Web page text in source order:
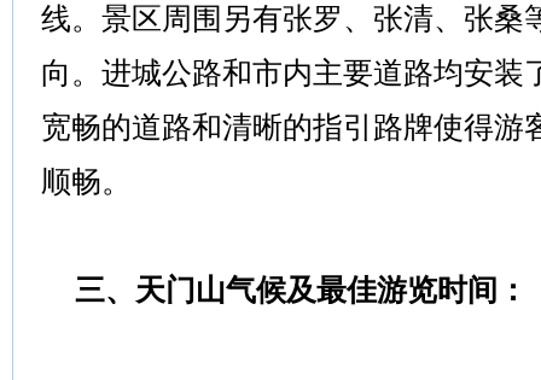
线。景区周围另有张罗、张清、张桑
向。进城公路和市内主要道路均安装
宽畅的道路和清晰的指引路牌使得游
顺畅。
三、天门山气候及最佳游览时间：